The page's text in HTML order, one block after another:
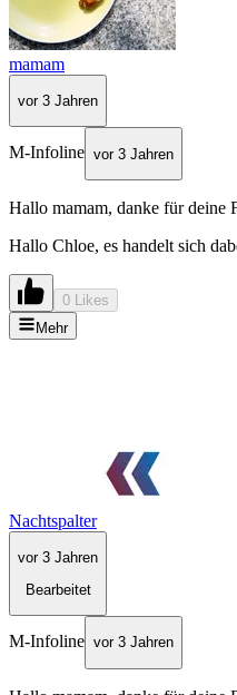
mamam
vor 3 Jahren
M-Infoline vor 3 Jahren
Hallo mamam, danke für deine
Hallo Chloe, es handelt sich
0 Likes
Mehr
Nachtspalter
vor 3 Jahren
Bearbeitet
M-Infoline vor 3 Jahren